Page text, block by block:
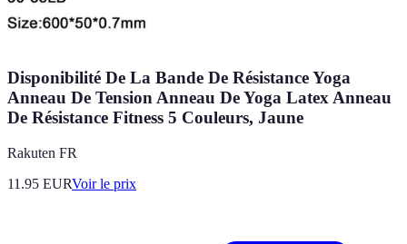
Disponibilité De La Bande De Résistance Yoga
Anneau De Tension Anneau De Yoga Latex Anneau
De Résistance Fitness 5 Couleurs, Jaune
Rakuten FR
11.95 EURVoir le prix